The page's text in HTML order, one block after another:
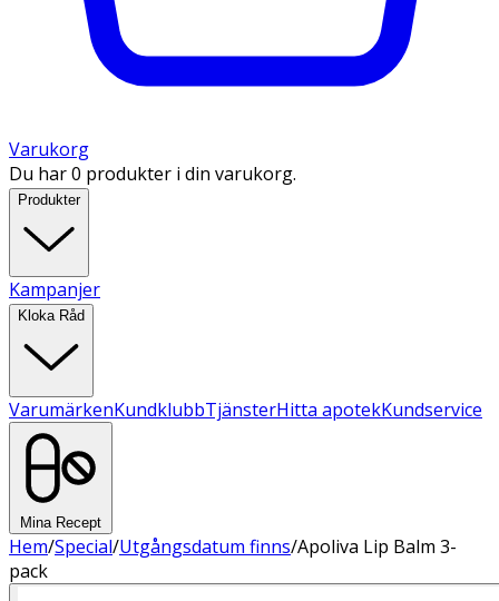
Varukorg
Du har 0 produkter i din varukorg.
Produkter
Kampanjer
Kloka Råd
VarumärkenKundklubbTjänsterHitta apotekKundservice
Mina Recept
Hem/Special/Utgångsdatum finns/Apoliva Lip Balm 3-
pack